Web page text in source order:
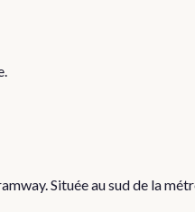
Située au sud de la